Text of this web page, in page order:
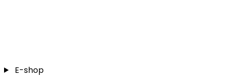
E-shop